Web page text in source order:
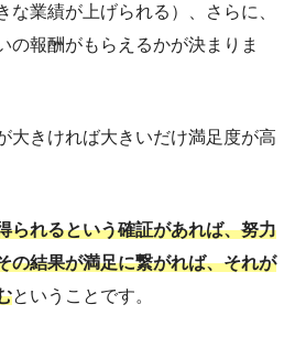
な業績が上げられる）、さらに、
の報酬がもらえるかが決まりま
大きければ大きいだけ満足度が高
られるという確証があれば、努力
の結果が満足に繋がれば、それが
ということです。